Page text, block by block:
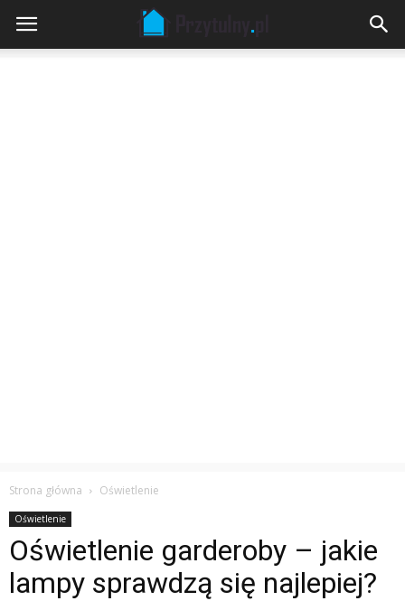
Strona główna Oświetlenie
Oświetlenie
Oświetlenie garderoby – jakie
lampy sprawdzą się najlepiej?